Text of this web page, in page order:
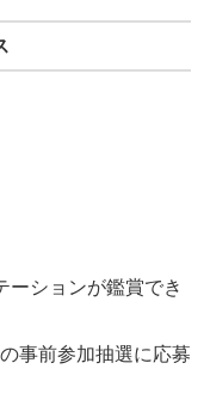
ーションが鑑賞でき
事前参加抽選に応募